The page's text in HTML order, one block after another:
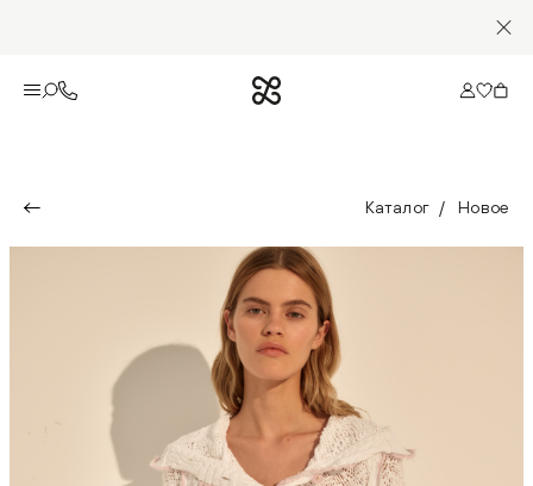
Каталог Новое